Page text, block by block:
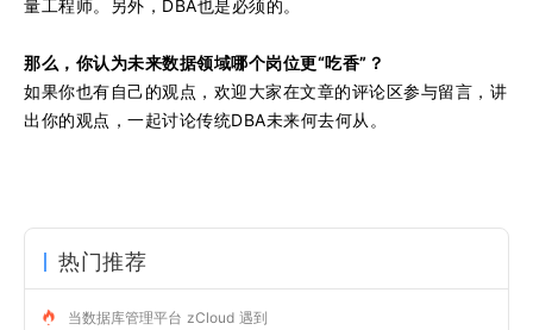
量工程师。另外，DBA也是必须的。
那么，你认为未来数据领域哪个岗位更“吃香”？
如果你也有自己的观点，欢迎大家在文章的评论区参与留言，讲
出你的观点，一起讨论传统DBA未来何去何从。
热门推荐
当数据库管理平台 zCloud 遇到